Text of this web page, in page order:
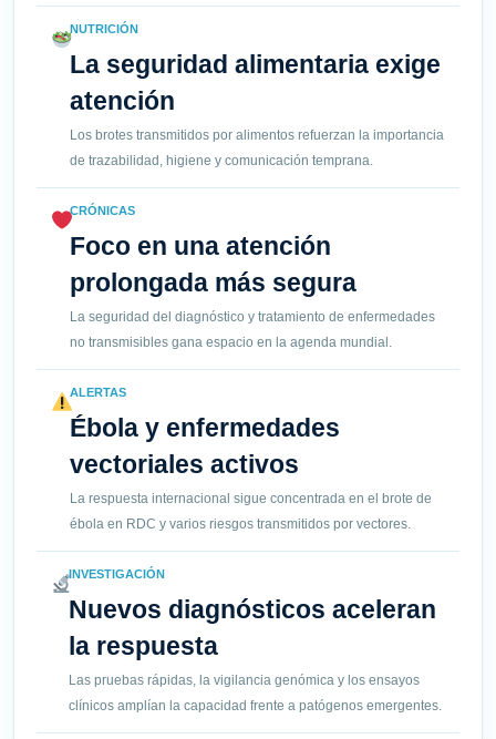
NUTRICIÓN
La seguridad alimentaria exige
atención
Los brotes transmitidos por alimentos refuerzan la importancia
de trazabilidad, higiene y comunicación temprana.
CRÓNICAS
Foco en una atención
prolongada más segura
La seguridad del diagnóstico y tratamiento de enfermedades
no transmisibles gana espacio en la agenda mundial.
ALERTAS
Ébola y enfermedades
vectoriales activos
La respuesta internacional sigue concentrada en el brote de
ébola en RDC y varios riesgos transmitidos por vectores.
INVESTIGACIÓN
Nuevos diagnósticos aceleran
la respuesta
Las pruebas rápidas, la vigilancia genómica y los ensayos
clínicos amplían la capacidad frente a patógenos emergentes.